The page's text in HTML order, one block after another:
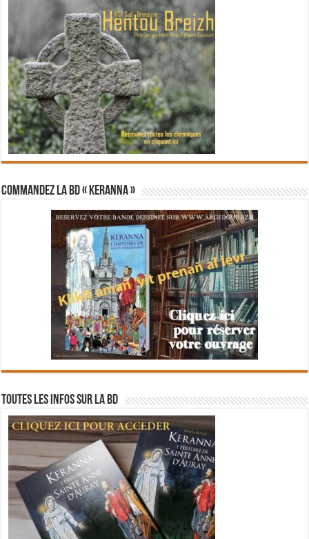
Commandez la BD « Keranna »
Toutes les infos sur la BD